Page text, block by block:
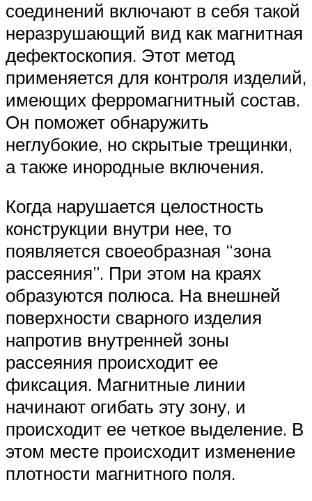
соединений включают в себя такой
неразрушающий вид как магнитная
дефектоскопия. Этот метод
применяется для контроля изделий,
имеющих ферромагнитный состав.
Он поможет обнаружить
неглубокие, но скрытые трещинки,
а также инородные включения.
Когда нарушается целостность
конструкции внутри нее, то
появляется своеобразная “зона
рассеяния”. При этом на краях
образуются полюса. На внешней
поверхности сварного изделия
напротив внутренней зоны
рассеяния происходит ее
фиксация. Магнитные линии
начинают огибать эту зону, и
происходит ее четкое выделение. В
этом месте происходит изменение
плотности магнитного поля.